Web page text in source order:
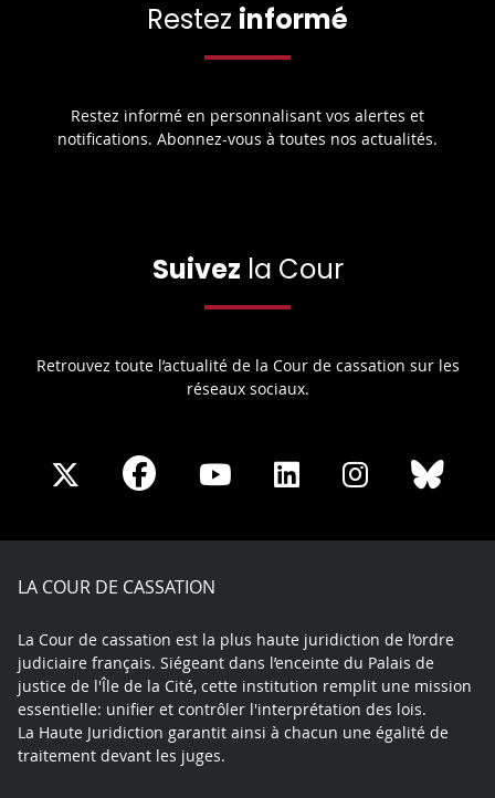
Restez informé
Restez informé en personnalisant vos alertes et
notifications. Abonnez-vous à toutes nos actualités.
Suivez la Cour
Retrouvez toute l’actualité de la Cour de cassation sur les
réseaux sociaux.
Share
X
Share
Facebook
Share
Youtube
Share
LinkedIn
Share
Instagram
LA COUR DE CASSATION
La Cour de cassation est la plus haute juridiction de l’ordre
judiciaire français. Siégeant dans l’enceinte du Palais de
justice de l'Île de la Cité, cette institution remplit une mission
essentielle: unifier et contrôler l'interprétation des lois.
La Haute Juridiction garantit ainsi à chacun une égalité de
traitement devant les juges.